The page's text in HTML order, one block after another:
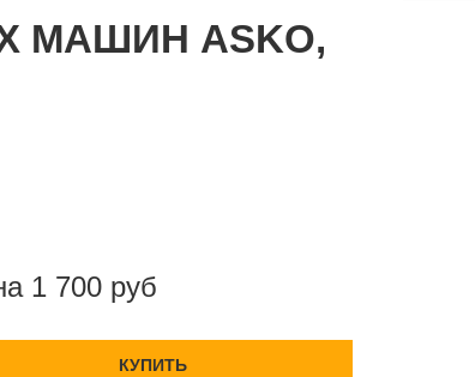
МАШИН ASKO,
1 700 руб
КУПИТЬ